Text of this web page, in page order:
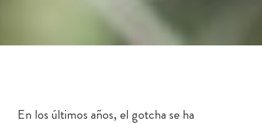
En los últimos años, el gotcha se ha